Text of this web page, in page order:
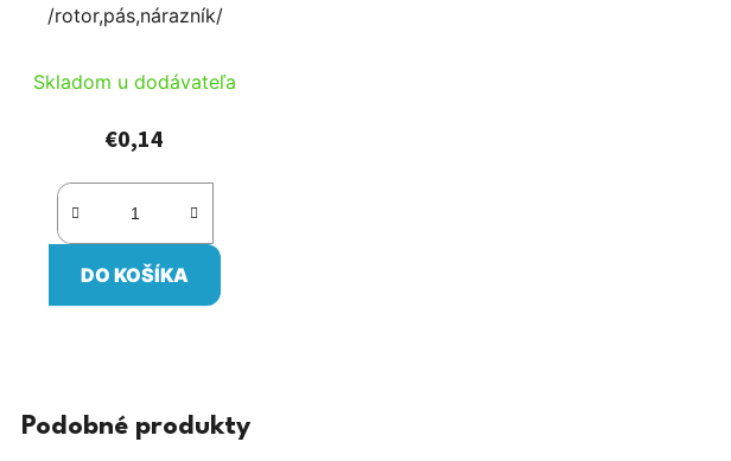
/rotor,pás,nárazník/
Skladom u dodávateľa
€0,14
DO KOŠÍKA
Podobné produkty